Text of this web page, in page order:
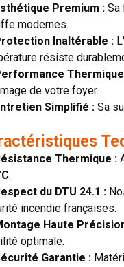
Premium : Sa
modernes.
Inaltérable :
résiste
de votre foyer.
Simplifié : Sa
Thermique :
.
du DTU 24.1 :
incendie françaises.
Haute
optimale.
Garantie :